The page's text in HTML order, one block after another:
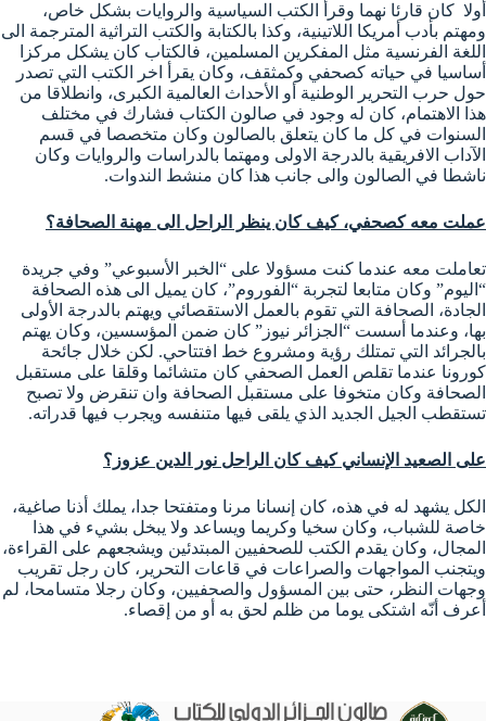
أولا كان قارئا نهما وقرأ الكتب السياسية والروايات بشكل خاص،
ومهتم بأدب أمريكا اللاتينية، وكذا بالكتابة والكتب التراثية المترجمة الى
اللغة الفرنسية مثل المفكرين المسلمين، فالكتاب كان يشكل مركزا
أساسيا في حياته كصحفي وكمثقف، وكان يقرأ اخر الكتب التي تصدر
حول حرب التحرير الوطنية أو الأحداث العالمية الكبرى، وانطلاقا من
هذا الاهتمام، كان له وجود في صالون الكتاب فشارك في مختلف
السنوات في كل ما كان يتعلق بالصالون وكان متخصصا في قسم
الآداب الافريقية بالدرجة الاولى ومهتما بالدراسات والروايات وكان
ناشطا في الصالون والى جانب هذا كان منشط الندوات.
عملت معه كصحفي، كيف كان ينظر الراحل الى مهنة الصحافة؟
تعاملت معه عندما كنت مسؤولا على “الخبر الأسبوعي” وفي جريدة
“اليوم” وكان متابعا لتجربة “الفوروم”، كان يميل الى هذه الصحافة
الجادة، الصحافة التي تقوم بالعمل الاستقصائي ويهتم بالدرجة الأولى
بها، وعندما أسست “الجزائر نيوز” كان ضمن المؤسسين، وكان يهتم
بالجرائد التي تمتلك رؤية ومشروع خط افتتاحي. لكن خلال جائحة
كورونا عندما تقلص العمل الصحفي كان متشائما وقلقا على مستقبل
الصحافة وكان متخوفا على مستقبل الصحافة وان تنقرض ولا تصبح
تستقطب الجيل الجديد الذي يلقى فيها متنفسه ويجرب فيها قدراته.
على الصعيد الإنساني كيف كان الراحل نور الدين عزوز؟
الكل يشهد له في هذه، كان إنسانا مرنا ومتفتحا جدا، يملك أذنا صاغية،
خاصة للشباب، وكان سخيا وكريما ويساعد ولا يبخل بشيء في هذا
المجال، وكان يقدم الكتب للصحفيين المبتدئين ويشجعهم على القراءة،
ويتجنب المواجهات والصراعات في قاعات التحرير، كان رجل تقريب
وجهات النظر، حتى بين المسؤول والصحفيين، وكان رجلا متسامحا، لم
أعرف أنّه اشتكى يوما من ظلم لحق به أو من إقصاء.